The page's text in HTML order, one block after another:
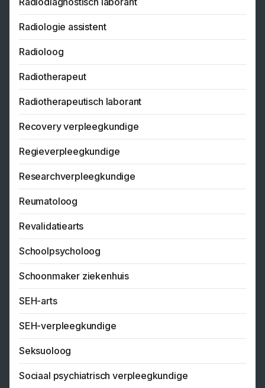
Radiologie assistent
Radioloog
Radiotherapeut
Radiotherapeutisch laborant
Recovery verpleegkundige
Regieverpleegkundige
Researchverpleegkundige
Reumatoloog
Revalidatiearts
Schoolpsycholoog
Schoonmaker ziekenhuis
SEH-arts
SEH-verpleegkundige
Seksuoloog
Sociaal psychiatrisch verpleegkundige